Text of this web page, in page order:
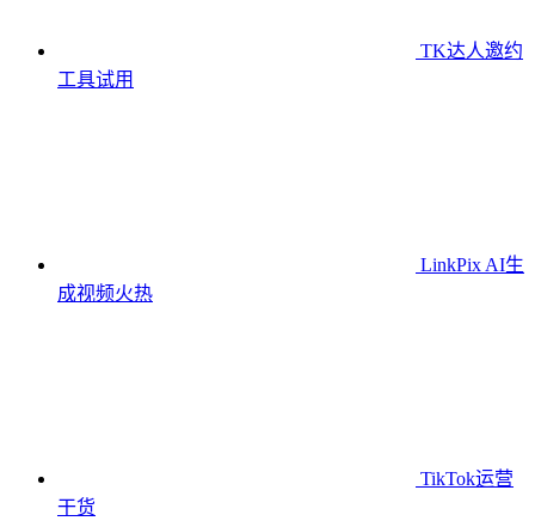
TK达人邀约
工具试用
LinkPix AI生
成视频火热
TikTok运营
干货